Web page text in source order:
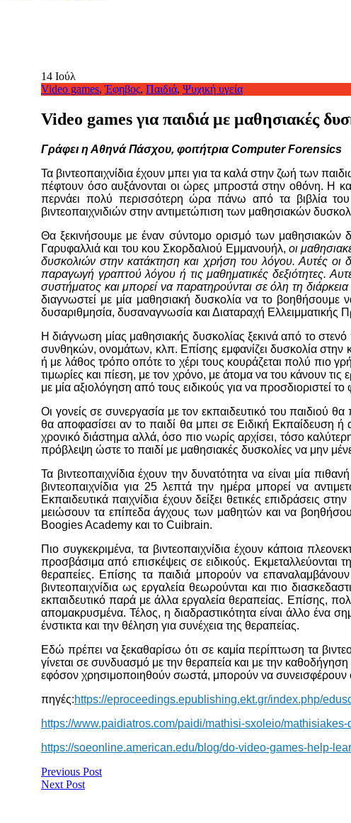
14 Ιούλ
Video games,Έφηβος, Παιδιά, Ψυχική υγεία
Video games για παιδιά με μαθησιακές
Γράφει η Αθηνά Πάσχου, φοιτήτρια Computer Forensics
Τα βιντεοπαιχνίδια έχουν μπει για τα καλά στην ζωή των
πέφτουν όσο αυξάνονται οι ώρες μπροστά στην οθόνη. Η
περνάει πολύ περισσότερη ώρα πάνω από τα βιβλία
βιντεοπαιχνιδιών στην αντιμετώπιση των μαθησιακών
Θα ξεκινήσουμε με έναν σύντομο ορισμό των
Γαρυφαλλιά και του κου Σκορδαλιού Εμμανουήλ,οι
δυσκολιών στην κατάκτηση και χρήση του λόγου. Αυτές
παραγωγή γραπτού λόγου ή τις μαθηματικές δεξιότητες.
συστήματος και μπορεί να παρατηρούνται σε όλη τη
διαγνωστεί με μία μαθησιακή δυσκολία να το βοηθήσουμε
δυσαριθμησία, δυσαναγνωσία και Διαταραχή
Η διάγνωση μίας μαθησιακής δυσκολίας ξεκινά από το
συνθηκών, ονομάτων, κλπ. Επίσης εμφανίζει δυσκολία στην
ή με λάθος τρόπο οπότε το χέρι τους κουράζεται πολύ πιο
τιμωρίες και πίεση, με τον χρόνο, με άτομα να του κάνουν
με μία αξιολόγηση από τους ειδικούς για να προσδιοριστεί
Οι γονείς σε συνεργασία με τον εκπαιδευτικό του παιδιού
θα αποφασίσει αν το παιδί θα μπει σε Ειδική Εκπαίδευση ή
χρονικό διάστημα αλλά, όσο πιο νωρίς αρχίσει, τόσο
πρόβλεψη ώστε το παιδί με μαθησιακές δυσκολίες να μην
Τα βιντεοπαιχνίδια έχουν την δυνατότητα να είναι μία
βιντεοπαιχνίδια για 25 λεπτά την ημέρα μπορεί να
Εκπαιδευτικά παιχνίδια έχουν δείξει θετικές επιδράσεις
μειώσουν τα επίπεδα άγχους των μαθητών και να
Boogies Academy και το Cuibrain.
Πιο συγκεκριμένα, τα βιντεοπαιχνίδια έχουν κάποια
προσβάσιμα από επισκέψεις σε ειδικούς. Εκμεταλλεύονται
θεραπείες. Επίσης τα παιδιά μπορούν να
βιντεοπαιχνίδια ως εργαλεία θεωρούνται και πιο
εκπαιδευτικό παρά με άλλα εργαλεία θεραπείας. Επίσης,
απομακρυσμένα. Τέλος, η διαδραστικότητα είναι άλλο ένα
ένστικτα και την θέληση για συνέχεια της θεραπείας.
Εδώ πρέπει να ξεκαθαρίσω ότι σε καμία περίπτωση τα
γίνεται σε συνδυασμό με την θεραπεία και με την
εφόσον χρησιμοποιηθούν σωστά, μπορούν να συνεισφέρουν
πηγές:https://eproceedings.epublishing.ekt.gr/index.php/
https://www.paidiatros.com/paidi/mathisi-sxoleio/
https://soeonline.american.edu/blog/do-video-games-help-
Previous Post
Next Post